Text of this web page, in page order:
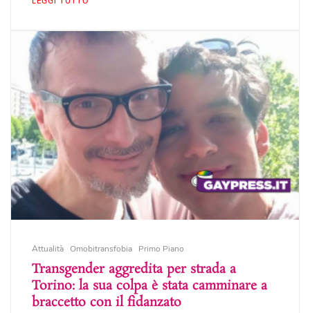
Attualità Omobitransfobia Primo Piano
Transgender aggredita per strada a
Torino: la sua colpa è stata camminare a
braccetto con il fidanzato